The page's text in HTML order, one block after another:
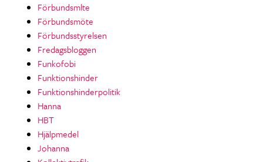
Förbundsmlte
Förbundsmöte
Förbundsstyrelsen
Fredagsbloggen
Funkofobi
Funktionshinder
Funktionshinderpolitik
Hanna
HBT
Hjälpmedel
Johanna